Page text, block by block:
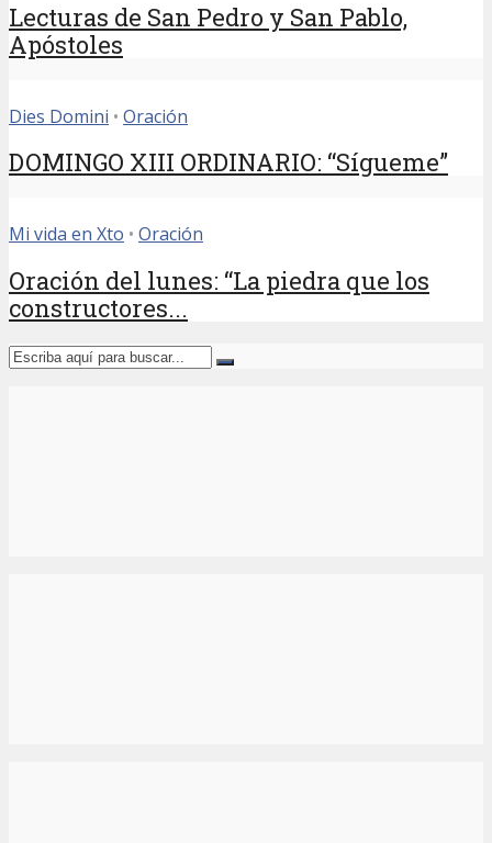
Lecturas de San Pedro y San Pablo,
Apóstoles
Dies Domini • Oración
DOMINGO XIII ORDINARIO: “Sígueme”
Mi vida en Xto • Oración
Oración del lunes: “La piedra que los
constructores...